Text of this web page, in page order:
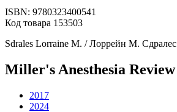
ISBN: 9780323400541
Код товара 153503
Sdrales Lorraine M. / Лоррейн М. Сдралес
Miller's Anesthesia Review
2017
2024